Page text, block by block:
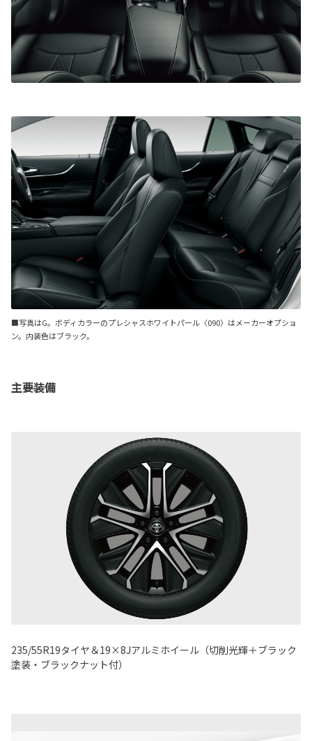
■写真はG。ボディカラーのプレシャスホワイトパール〈090〉はメーカーオプショ
ン。内装色はブラック。
主要装備
235/55R19タイヤ＆19×8Jアルミホイール（切削光輝＋ブラック
塗装・ブラックナット付）